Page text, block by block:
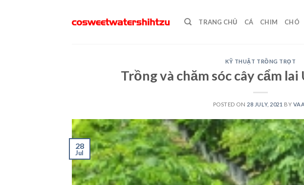
TRANG CHỦ CÁ CHIM CHÓ
KỸ THUẬT TRỒNG TRỌT
Trồng và chăm sóc cây cẩm
POSTED ON 28 JULY, 2021 BY
28
Jul